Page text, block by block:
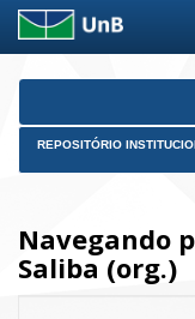
Skip
REPOSITÓRIO
Navegando
Saliba (org.)